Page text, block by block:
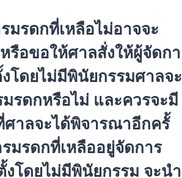
มรดกที่เหลือไม่อาจจะ
รือขอให้ศาลสั่งให้ผู้จัดกา
งโดยไม่มีพินัยกรรมศาลจะ
รดกหรือไม่ และควรจะมี
ศาลจะได้พิจารณาอีกครั้
มรดกที่เหลืออยู่จัดการ
โดยไม่มีพินัยกรรม จะนำ